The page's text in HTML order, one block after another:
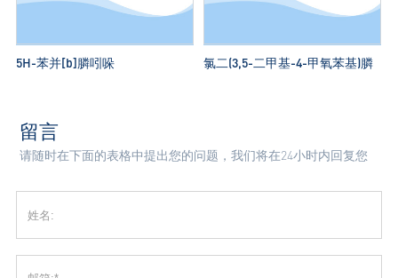
5H-苯并[b]膦吲哚 氯二(3,5-二甲基-4-甲氧苯基)膦
留言
请随时在下面的表格中提出您的问题，我们将在24小时内回复您